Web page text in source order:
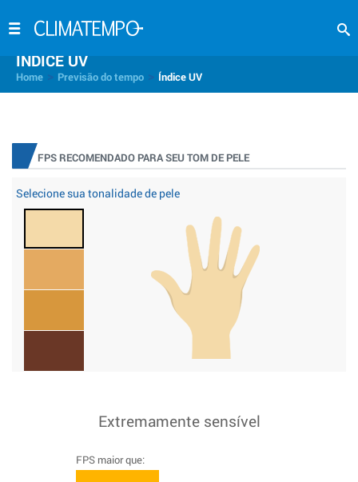
INDICE UV
Home Previsão do tempo Índice UV
FPS RECOMENDADO PARA SEU TOM DE PELE
Selecione sua tonalidade de pele
Extremamente sensível
FPS maior que: